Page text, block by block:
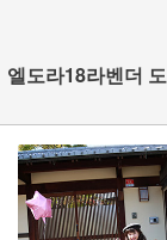
엘도라18라벤더